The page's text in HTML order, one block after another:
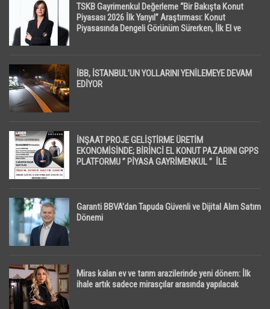
TSKB Gayrimenkul Değerleme “Bir Bakışta Konut
Piyasası 2026 İlk Yarıyıl” Araştırması: Konut
Piyasasında Dengeli Görünüm Sürerken, İlk El ve
İBB, İSTANBUL’UN YOLLARINI YENİLEMEYE DEVAM
EDİYOR
İNŞAAT PROJE GELİŞTİRME ÜRETİM
EKONOMİSİNDE; BİRİNCİ EL KONUT PAZARINI GPPS
PLATFORMU ” PİYASA GAYRİMENKUL ” İLE
Garanti BBVA’dan Tapuda Güvenli ve Dijital Alım Satım
Dönemi
Miras kalan ev ve tarım arazilerinde yeni dönem: İlk
ihale artık sadece mirasçılar arasında yapılacak